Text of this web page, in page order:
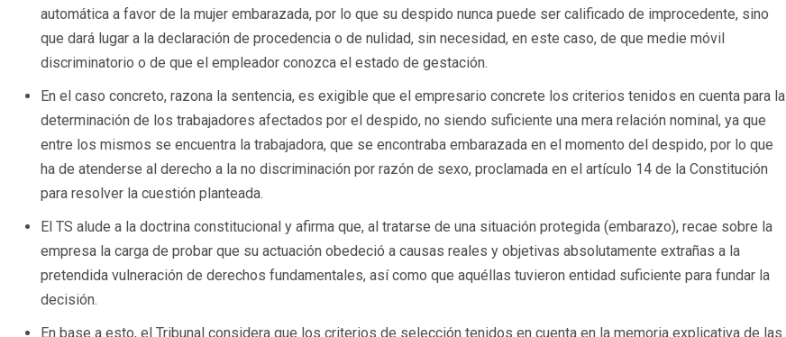
automática a favor de la mujer embarazada, por lo que su despido nunca puede ser calificado de improcedente, sino
que dará lugar a la declaración de procedencia o de nulidad, sin necesidad, en este caso, de que medie móvil
discriminatorio o de que el empleador conozca el estado de gestación.
En el caso concreto, razona la sentencia, es exigible que el empresario concrete los criterios tenidos en cuenta para la
determinación de los trabajadores afectados por el despido, no siendo suficiente una mera relación nominal, ya que
entre los mismos se encuentra la trabajadora, que se encontraba embarazada en el momento del despido, por lo que
ha de atenderse al derecho a la no discriminación por razón de sexo, proclamada en el artículo 14 de la Constitución
para resolver la cuestión planteada.
El TS alude a la doctrina constitucional y afirma que, al tratarse de una situación protegida (embarazo), recae sobre la
empresa la carga de probar que su actuación obedeció a causas reales y objetivas absolutamente extrañas a la
pretendida vulneración de derechos fundamentales, así como que aquéllas tuvieron entidad suficiente para fundar la
decisión.
En base a esto, el Tribunal considera que los criterios de selección tenidos en cuenta en la memoria explicativa de las